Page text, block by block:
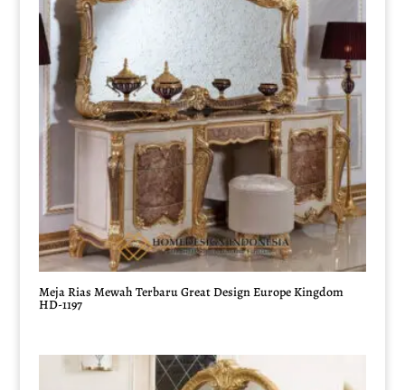
Meja Rias Mewah Terbaru Great Design Europe Kingdom
HD-1197